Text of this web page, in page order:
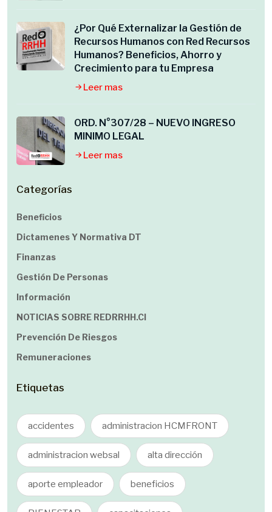
¿Por Qué Externalizar la Gestión de
Recursos Humanos con Red Recursos
Humanos? Beneficios, Ahorro y
Crecimiento para tu Empresa
Leer mas
ORD. N°307/28 – NUEVO INGRESO
MINIMO LEGAL
Leer mas
Categorías
Beneficios
Dictamenes Y Normativa DT
Finanzas
Gestión De Personas
Información
NOTICIAS SOBRE REDRRHH.cl
Prevención De Riesgos
Remuneraciones
Etiquetas
accidentes administracion HCMFRONT
administracion websal alta dirección
aporte empleador beneficios